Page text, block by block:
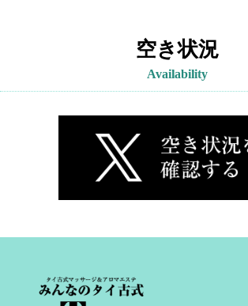
空き状況
Availability